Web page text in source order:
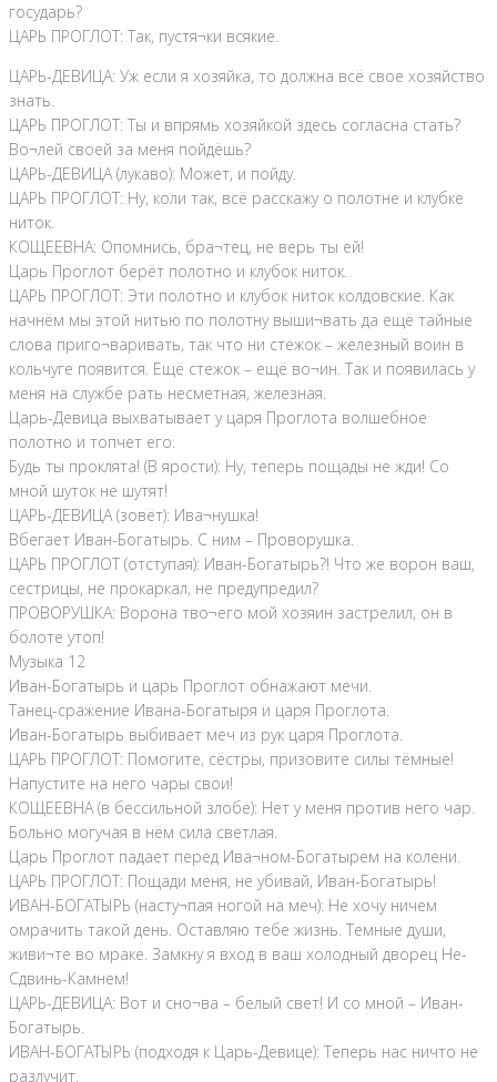
государь?
ЦАРЬ ПРОГЛОТ: Так, пустя¬ки всякие.
ЦАРЬ-ДЕВИЦА: Уж если я хозяйка, то должна всё свое хозяйство
знать.
ЦАРЬ ПРОГЛОТ: Ты и впрямь хозяйкой здесь согласна стать?
Во¬лей своей за меня пойдёшь?
ЦАРЬ-ДЕВИЦА (лукаво): Может, и пойду.
ЦАРЬ ПРОГЛОТ: Ну, коли так, всё расскажу о полотне и клубке
ниток.
КОЩЕЕВНА: Опомнись, бра¬тец, не верь ты ей!
Царь Проглот берёт полотно и клубок ниток.
ЦАРЬ ПРОГЛОТ: Эти полотно и клубок ниток колдовские. Как
начнём мы этой нитью по полотну выши¬вать да ещё тайные
слова приго¬варивать, так что ни стежок – железный воин в
кольчуге появится. Ещё стежок – ещё во¬ин. Так и появилась у
меня на службе рать несметная, железная.
Царь-Девица выхватывает у царя Проглота волшебное
полотно и топчет его.
Будь ты проклята! (В ярости): Ну, теперь пощады не жди! Со
мной шуток не шутят!
ЦАРЬ-ДЕВИЦА (зовёт): Ива¬нушка!
Вбегает Иван-Богатырь. С ним – Проворушка.
ЦАРЬ ПРОГЛОТ (отступая): Иван-Богатырь?! Что же ворон ваш,
сестрицы, не прокаркал, не предупредил?
ПРОВОРУШКА: Ворона тво¬его мой хозяин застрелил, он в
болоте утоп!
Музыка 12
Иван-Богатырь и царь Проглот обнажают мечи.
Танец-сражение Ивана-Богатыря и царя Проглота.
Иван-Богатырь выбивает меч из рук царя Проглота.
ЦАРЬ ПРОГЛОТ: Помогите, сёстры, призовите силы тёмные!
Напустите на него чары свои!
КОЩЕЕВНА (в бессильной злобе): Нет у меня против него чар.
Больно могучая в нём сила светлая.
Царь Проглот падает перед Ива¬ном-Богатырем на колени.
ЦАРЬ ПРОГЛОТ: Пощади меня, не убивай, Иван-Богатырь!
ИВАН-БОГАТЫРЬ (насту¬пая ногой на меч): Не хочу ничем
омрачить такой день. Оставляю тебе жизнь. Темные души,
живи¬те во мраке. Замкну я вход в ваш холодный дворец Не-
Сдвинь-Камнем!
ЦАРЬ-ДЕВИЦА: Вот и сно¬ва – белый свет! И со мной – Иван-
Богатырь.
ИВАН-БОГАТЫРЬ (подходя к Царь-Девице): Теперь нас ничто не
разлучит.